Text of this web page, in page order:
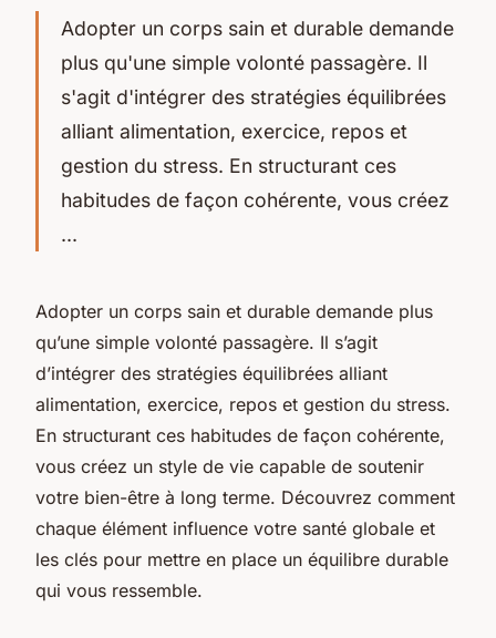
Adopter un corps sain et durable demande
plus qu'une simple volonté passagère. Il
s'agit d'intégrer des stratégies équilibrées
alliant alimentation, exercice, repos et
gestion du stress. En structurant ces
habitudes de façon cohérente, vous créez
...
Adopter un corps sain et durable demande plus
qu’une simple volonté passagère. Il s’agit
d’intégrer des stratégies équilibrées alliant
alimentation, exercice, repos et gestion du stress.
En structurant ces habitudes de façon cohérente,
vous créez un style de vie capable de soutenir
votre bien-être à long terme. Découvrez comment
chaque élément influence votre santé globale et
les clés pour mettre en place un équilibre durable
qui vous ressemble.